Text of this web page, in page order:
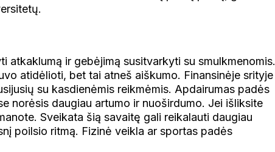
atkaklumą ir gebėjimą susitvarkyti su smulkmenomis.
atidėlioti, bet tai atneš aiškumo. Finansinėje srityje
su kasdienėmis reikmėmis. Apdairumas padės
norėsis daugiau artumo ir nuoširdumo. Jei išliksite
Sveikata šią savaitę gali reikalauti daugiau
poilsio ritmą. Fizinė veikla ar sportas padės